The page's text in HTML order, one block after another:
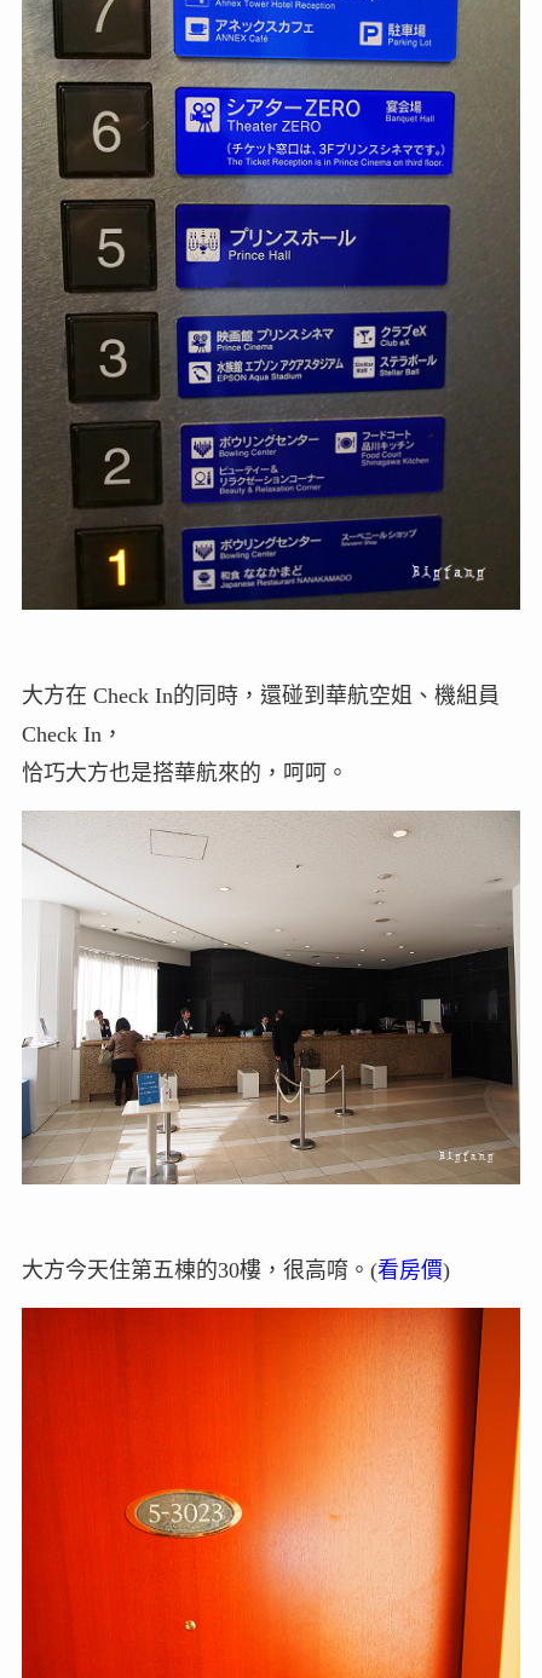
大方在 Check In的同時，還碰到華航空姐、機組員
Check In，
恰巧大方也是搭華航來的，呵呵。
大方今天住第五棟的30樓，很高唷。(看房價)